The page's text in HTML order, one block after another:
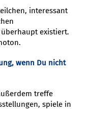
interessant
überhaupt existiert.
wenn Du nicht
treffe
spiele in